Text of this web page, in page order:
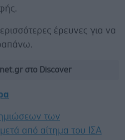
έρευνες για να
στο Discover
των
από αίτημα του ΙΣΑ